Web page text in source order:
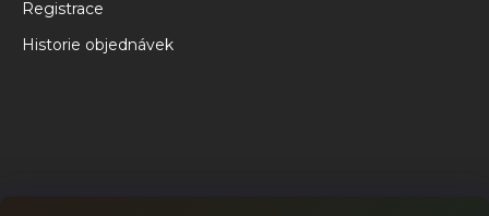
Registrace
Historie objednávek